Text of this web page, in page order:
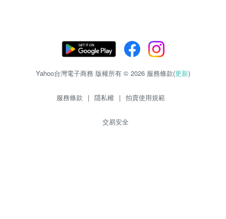
Yahoo台灣電子商務 版權所有 © 2026 服務條款(更新)
服務條款 | 隱私權 | 拍賣使用規範
交易安全